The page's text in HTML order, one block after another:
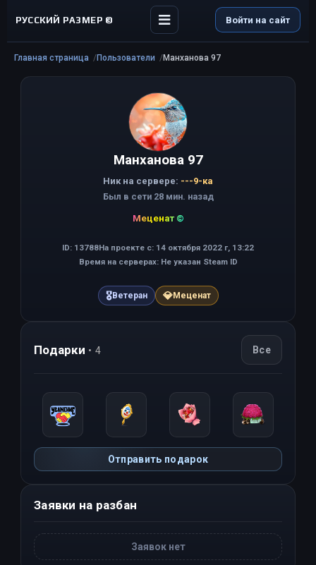
РУССКИЙ РАЗМЕР © Войти на сайт
Главная страница Пользователи Манханова 97
Манханова 97
Ник на сервере: ---9-ка
Был в сети 28 мин. назад
Меценат ©
ID: 13788На проекте с: 14 октября 2022 г, 13:22
Время на серверах: Не указан Steam ID
🎖Ветеран 💎Меценат
Подарки • 4 Все
Отправить подарок
Заявки на разбан
Заявок нет